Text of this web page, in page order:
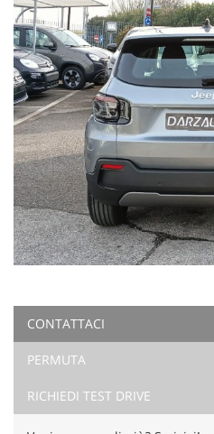
CONTATTACI
PERMUTA
RICHIEDI TEST DRIVE